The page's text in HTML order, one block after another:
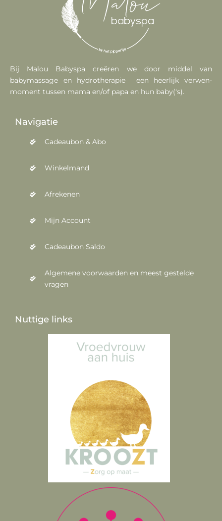
Bij Malou Babyspa creëren we door middel van
babymassage en hydrotherapie een heerlijk verwen-
moment tussen mama en/of papa en hun baby(‘s).
Navigatie
Cadeaubon & Abo
Winkelmand
Afrekenen
Mijn Account
Cadeaubon Saldo
Algemene voorwaarden en meest gestelde
vragen
Nuttige links